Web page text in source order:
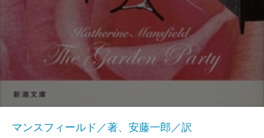
マンスフィールド／著、安藤一郎／訳